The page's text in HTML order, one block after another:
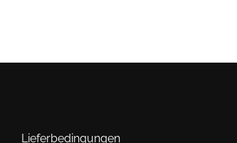
Lieferbedingungen